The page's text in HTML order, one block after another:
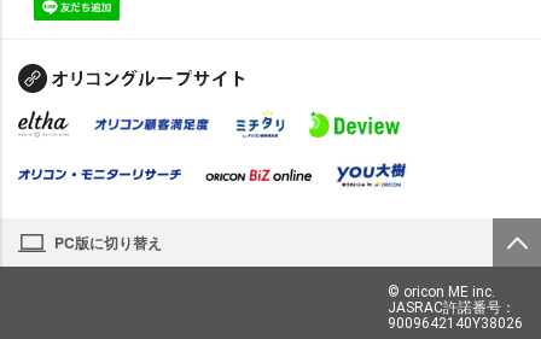
PC版に切り替え
© oricon ME inc.
JASRAC許諾番号：
9009642140Y38026